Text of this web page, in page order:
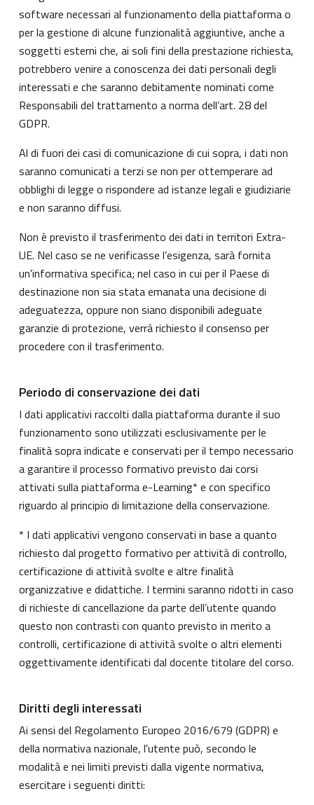
software necessari al funzionamento della piattaforma o
per la gestione di alcune funzionalità aggiuntive, anche a
soggetti esterni che, ai soli fini della prestazione richiesta,
potrebbero venire a conoscenza dei dati personali degli
interessati e che saranno debitamente nominati come
Responsabili del trattamento a norma dell’art. 28 del
GDPR.
Al di fuori dei casi di comunicazione di cui sopra, i dati non
saranno comunicati a terzi se non per ottemperare ad
obblighi di legge o rispondere ad istanze legali e giudiziarie
e non saranno diffusi.
Non è previsto il trasferimento dei dati in territori Extra-
UE. Nel caso se ne verificasse l’esigenza, sarà fornita
un'informativa specifica; nel caso in cui per il Paese di
destinazione non sia stata emanata una decisione di
adeguatezza, oppure non siano disponibili adeguate
garanzie di protezione, verrà richiesto il consenso per
procedere con il trasferimento.
Periodo di conservazione dei dati
I dati applicativi raccolti dalla piattaforma durante il suo
funzionamento sono utilizzati esclusivamente per le
finalità sopra indicate e conservati per il tempo necessario
a garantire il processo formativo previsto dai corsi
attivati sulla piattaforma e-Learning* e con specifico
riguardo al principio di limitazione della conservazione.
* I dati applicativi vengono conservati in base a quanto
richiesto dal progetto formativo per attività di controllo,
certificazione di attività svolte e altre finalità
organizzative e didattiche. I termini saranno ridotti in caso
di richieste di cancellazione da parte dell’utente quando
questo non contrasti con quanto previsto in merito a
controlli, certificazione di attività svolte o altri elementi
oggettivamente identificati dal docente titolare del corso.
Diritti degli interessati
Ai sensi del Regolamento Europeo 2016/679 (GDPR) e
della normativa nazionale, l'utente può, secondo le
modalità e nei limiti previsti dalla vigente normativa,
esercitare i seguenti diritti: